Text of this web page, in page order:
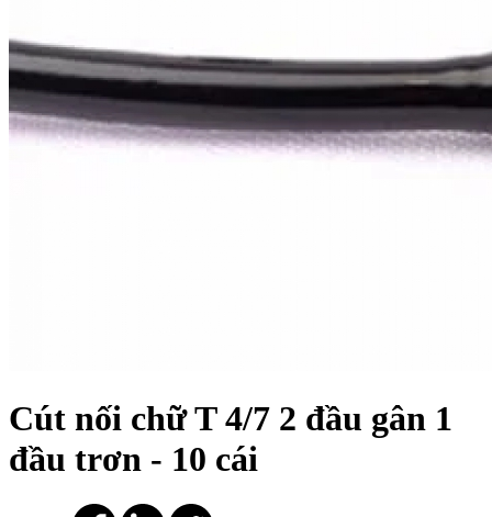
Cút nối chữ T 4/7 2 đầu gân 1
đầu trơn - 10 cái